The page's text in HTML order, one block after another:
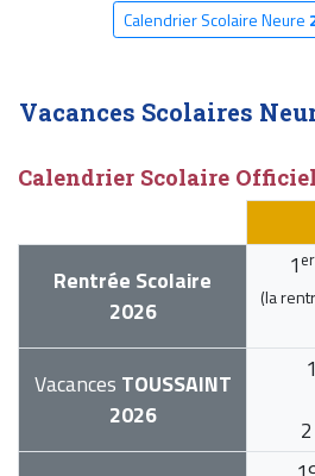
Calendrier Scolaire Neure
Vacances Scolaires
Calendrier Scolaire
Rentrée Scolaire
2026
1 er
(la
Vacances TOUSSAINT
2026